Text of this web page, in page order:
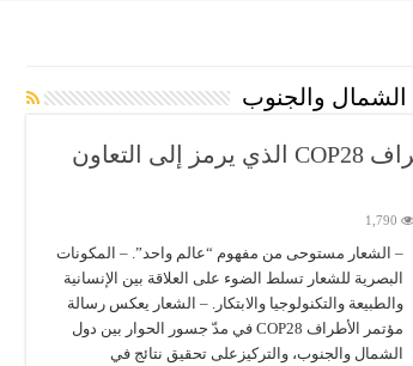
والجنوب
عبدالله بن زايد يطلق شعار مؤتمر الأطراف COP28 الذي يرمز إلى التعاون
1,790
– الشعار مستوحى من مفهوم “عالم واحد”. – المكونات
البصرية للشعار تسلط الضوء على العلاقة بين الإنسانية
والطبيعة والتكنولوجيا والابتكار. – الشعار يعكس رسالة
مؤتمر الأطراف COP28 في مدّ جسور الحوار بين دول
الشمال والجنوب، والتركيزعلى تحقيق نتائج في